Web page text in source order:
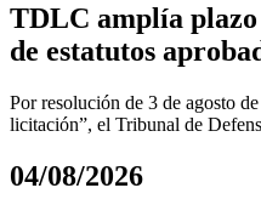
TDLC amplía plazo
de estatutos
Por resolución de 3 de agosto
licitación”, el Tribunal de
04/08/2026